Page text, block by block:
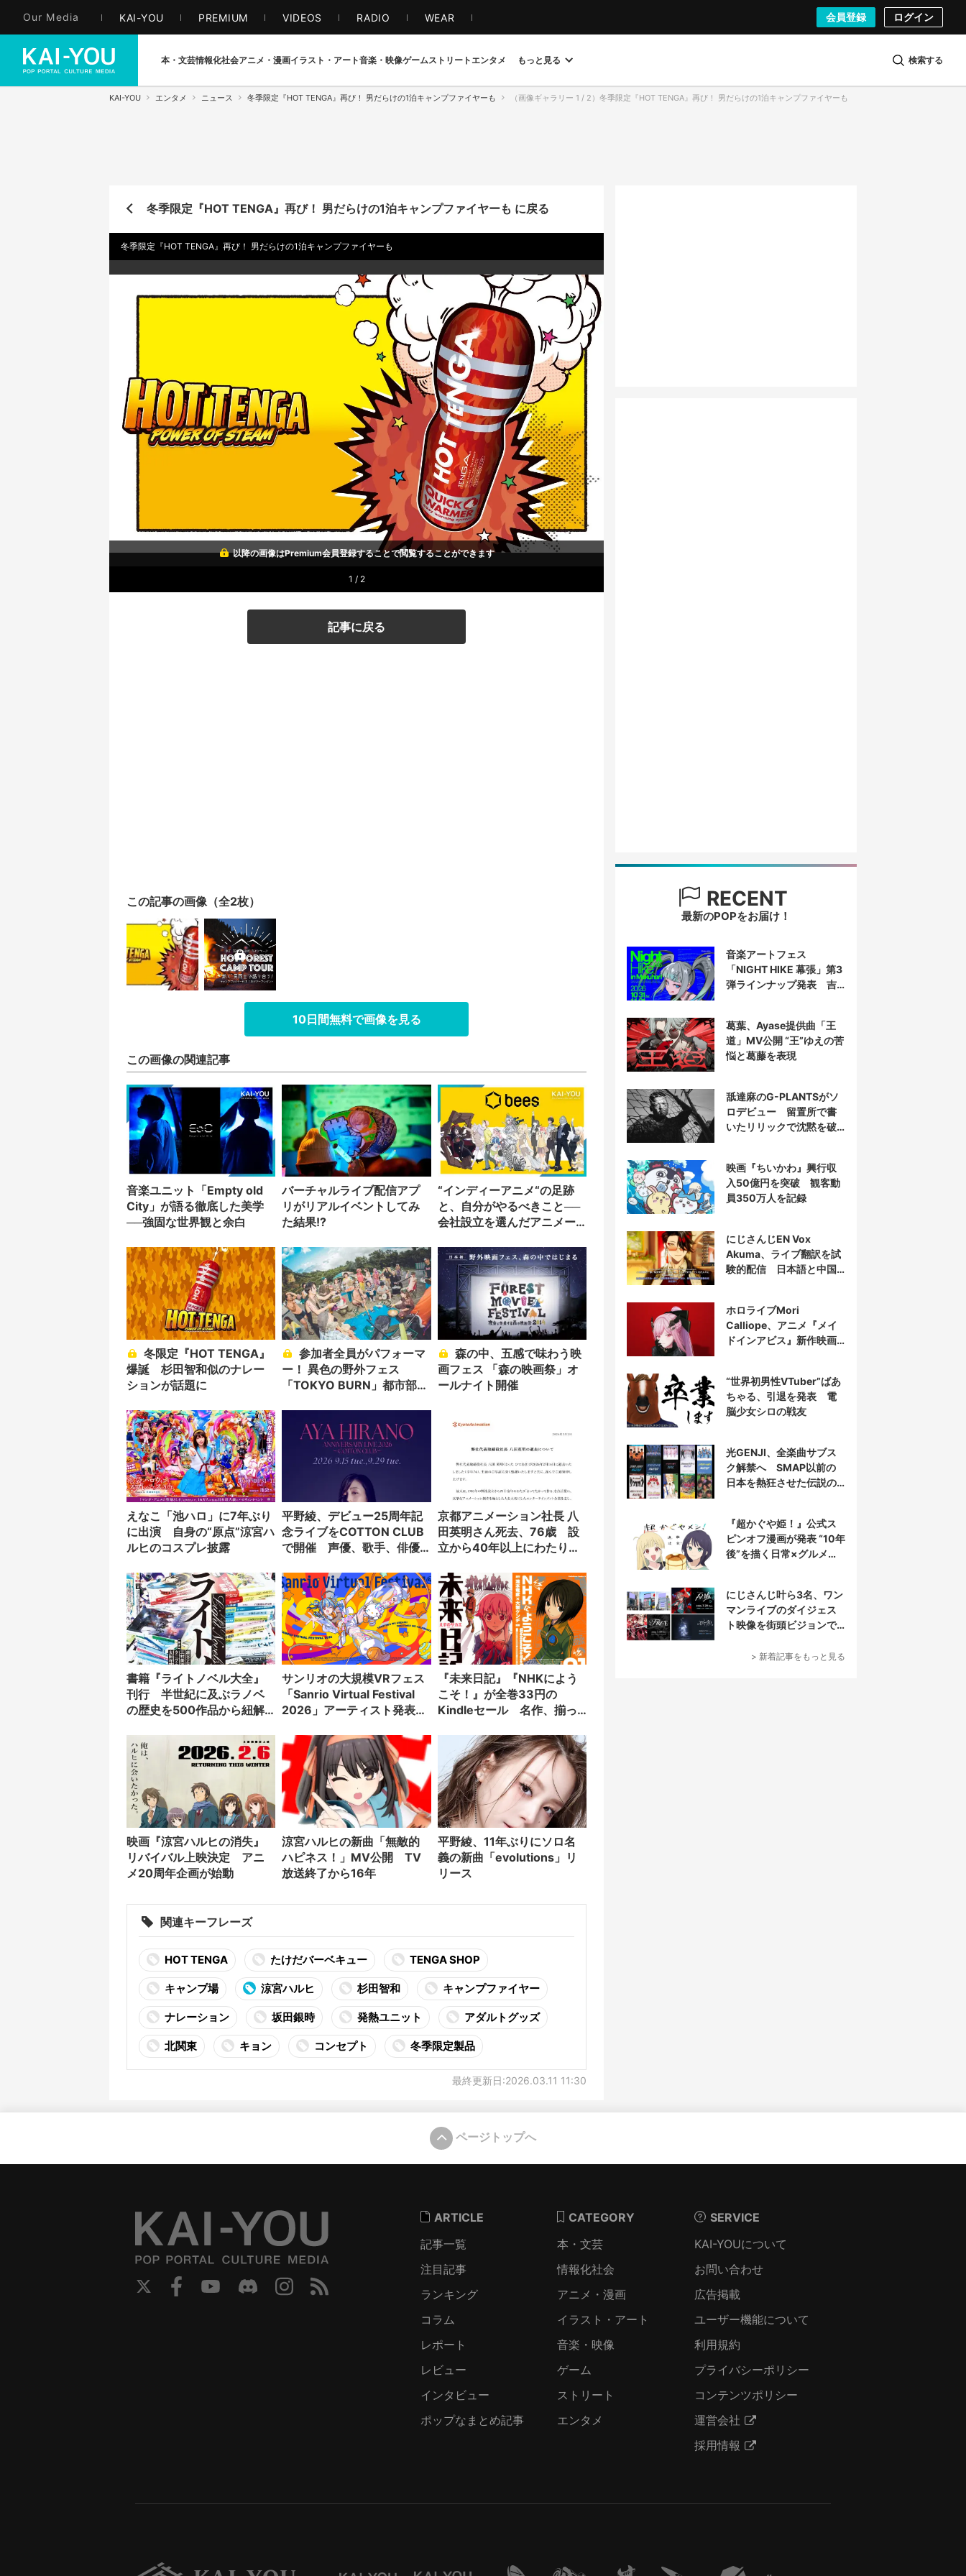
Our Media KAI-YOU PREMIUM VIDEOS RADIO WEAR 会員登録 ログイン
本・文芸情報化社会アニメ・漫画イラスト・アート音楽・映像ゲームストリート エンタメ もっと見る 検索する
KAI-YOU エンタメ ニュース 冬季限定『HOT TENGA』再び！ 男だらけの1泊キャンプファイヤーも （画像ギャラリー 1 / 2）冬季限定『HOT TENGA』再び！ 男だらけの1泊キャンプファイヤーも
冬季限定『HOT TENGA』再び！ 男だらけの1泊キャンプファイヤーも に戻る
冬季限定『HOT TENGA』再び！ 男だらけの1泊キャンプファイヤーも
以降の画像はPremium会員登録することで閲覧することができます
1 / 2
記事に戻る
この記事の画像（全2枚）
10日間無料で画像を見る
この画像の関連記事
音楽ユニット「Empty old
City」が語る徹底した美学
──強固な世界観と余白
バーチャルライブ配信アプ
リがリアルイベントしてみ
た結果!?
“インディーアニメ“の足跡
と、自分がやるべきこと──
会社設立を選んだアニメー
爆誕 杉田智和似のナレー
ションが話題に
参加者全員がパフォーマ
ー！ 異色の野外フェス
「TOKYO BURN」都市部で
画フェス 「森の映画祭」オ
ールナイト開催
えなこ「池ハロ」に7年ぶり
に出演 自身の“原点”涼宮ハ
ルヒのコスプレ披露
平野綾、デビュー25周年記
念ライブをCOTTON CLUB
で開催 声優、歌手、俳優
京都アニメーション社長 八
田英明さん死去、76歳 設
立から40年以上にわたり会
書籍『ライトノベル大全』
刊行 半世紀に及ぶラノベ
の歴史を500作品から紐解
サンリオの大規模VRフェス
「Sanrio Virtual Festival
2026」アーティスト発表
んら出演
『未来日記』『NHKによう
こそ！』が全巻33円の
Kindleセール 名作、揃っ
映画『涼宮ハルヒの消失』
リバイバル上映決定 アニ
メ20周年企画が始動
涼宮ハルヒの新曲「無敵的
ハピネス！」MV公開 TV
放送終了から16年
平野綾、11年ぶりにソロ名
義の新曲「evolutions」リ
リース
関連キーフレーズ
HOT TENGA たけだバーベキュー TENGA SHOP
キャンプ場 涼宮ハルヒ 杉田智和 キャンプファイヤー
ナレーション 坂田銀時 発熱ユニット アダルトグッズ
北関東 キョン コンセプト 冬季限定製品
最終更新日:2026.03.11 11:30
RECENT
最新のPOPをお届け！
音楽アートフェス
「NIGHT HIKE 幕張」第3
弾ラインナップ発表 吉
葛葉、Ayase提供曲「王
道」MV公開 “王”ゆえの苦
悩と葛藤を表現
舐達麻のG-PLANTSがソ
ロデビュー 留置所で書
いたリリックで沈黙を破
映画『ちいかわ』興行収
入50億円を突破 観客動
員350万人を記録
にじさんじEN Vox
Akuma、ライブ翻訳を試
験的配信 日本語と中国
ホロライブMori
Calliope、アニメ『メイ
ドインアビス』新作映画
“世界初男性VTuber”ばあ
ちゃる、引退を発表 電
脳少女シロの戦友
光GENJI、全楽曲サブス
ク解禁へ SMAP以前の
日本を熱狂させた伝説の
『超かぐや姫！』公式ス
ピンオフ漫画が発表 “10年
後”を描く日常×グルメ作
にじさんじ叶ら3名、ワン
マンライブのダイジェス
ト映像を街頭ビジョンで
> 新着記事をもっと見る
ページトップへ
ARTICLE
記事一覧
注目記事
ランキング
コラム
レポート
レビュー
インタビュー
ポップなまとめ記事
CATEGORY
本・文芸
情報化社会
アニメ・漫画
イラスト・アート
音楽・映像
ゲーム
ストリート
エンタメ
SERVICE
KAI-YOUについて
お問い合わせ
広告掲載
ユーザー機能について
利用規約
プライバシーポリシー
コンテンツポリシー
運営会社
採用情報